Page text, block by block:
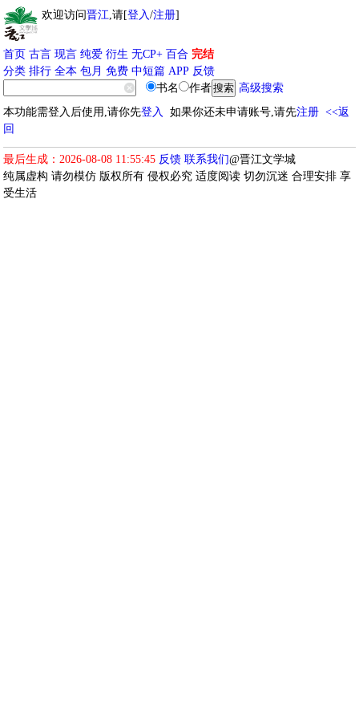
欢迎访问晋江,请[登入/注册]
首页 古言 现言 纯爱 衍生 无CP+ 百合 完结
分类 排行 全本 包月 免费 中短篇 APP 反馈
书名
作者
高级搜索
本功能需登入后使用,请你先登入 如果你还未申请账号,请先注册 <<返
回
最后生成：2026-08-08 11:55:45 反馈 联系我们@晋江文学城
纯属虚构 请勿模仿 版权所有 侵权必究 适度阅读 切勿沉迷 合理安排 享
受生活